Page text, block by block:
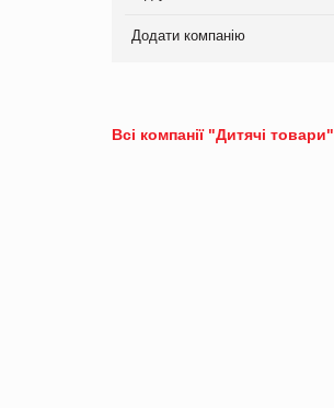
Додати компанію
Всі компанії "Дитячі товари"